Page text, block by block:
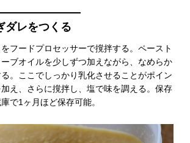
ダレをつくる
フードプロセッサーで撹拌する。ペースト
ブオイルを少しずつ加えながら、なめらか
。ここでしっかり乳化させることがポイン
加え、さらに撹拌し、塩で味を調える。保存
で1ヶ月ほど保存可能。